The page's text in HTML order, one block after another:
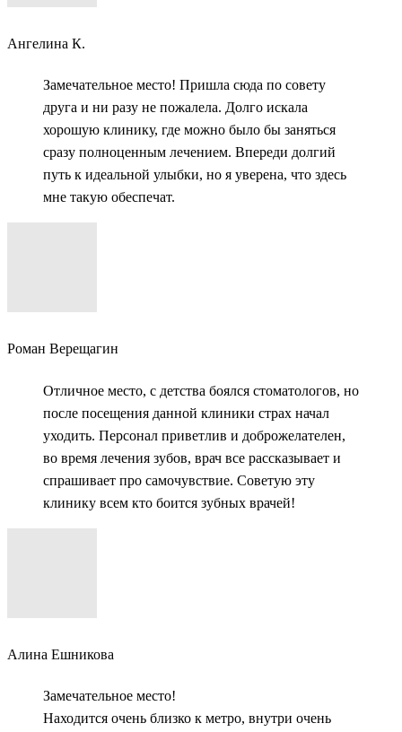
Ангелина К.
Замечательное место! Пришла сюда по совету
друга и ни разу не пожалела. Долго искала
хорошую клинику, где можно было бы заняться
сразу полноценным лечением. Впереди долгий
путь к идеальной улыбки, но я уверена, что здесь
мне такую обеспечат.
Роман Верещагин
Отличное место, с детства боялся стоматологов, но
после посещения данной клиники страх начал
уходить. Персонал приветлив и доброжелателен,
во время лечения зубов, врач все рассказывает и
спрашивает про самочувствие. Советую эту
клинику всем кто боится зубных врачей!
Алина Ешникова
Замечательное место!
Находится очень близко к метро, внутри очень